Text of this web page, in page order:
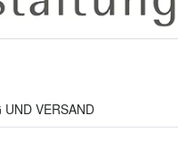
UND VERSAND